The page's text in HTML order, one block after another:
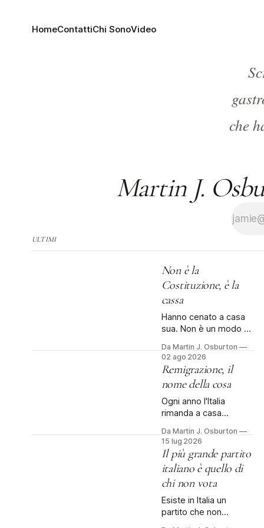
HomeContattiChi SonoVideo
che
Martin J.
ULTIMI
Non è la
Costituzione, è la
cassa
Hanno cenato a casa
sua. Non è un modo di
corrispondenti della
Casa Bianca, l’evento
dell’anno e rinviata di
tre mesi dopo la
sparatoria all'Hilton, si
è tenuta al Waldorf
il vecchio Old Post
Office, il palazzo
federale che
Da Martin J. Osburton
02 ago 2026
Remigrazione, il
nome della cosa
Ogni anno l'Italia
rimanda a casa
persone, con rispetto,
dignità e un assegno.
Nessuno protesta. Poi
qualcuno dà un nome
alla cosa. Ci sono
quattro, forse
cinquecento persone
che ogni anno lasciano
Da Martin J. Osburton
15 lug 2026
Il più grande partito
italiano è quello di
chi non vota
Esiste in Italia un
partito che non